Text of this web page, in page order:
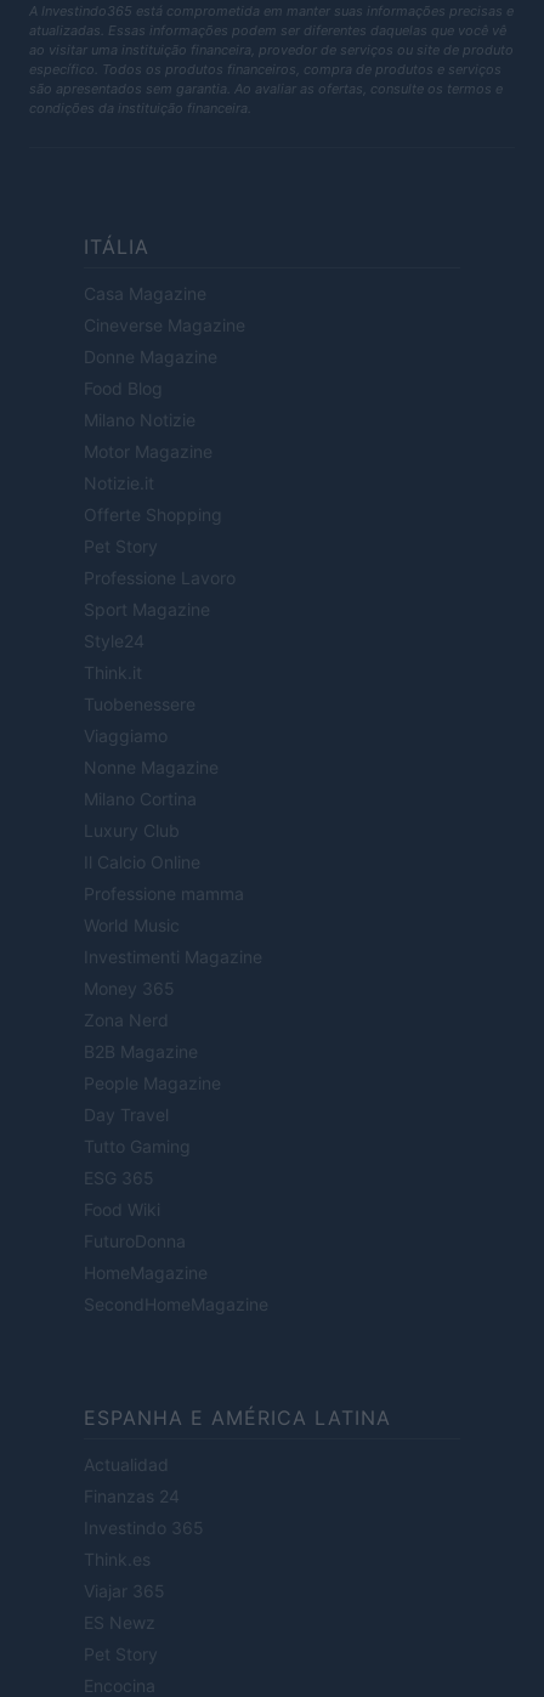
A Investindo365 está comprometida em manter suas informações precisas e
atualizadas. Essas informações podem ser diferentes daquelas que você vê
ao visitar uma instituição financeira, provedor de serviços ou site de produto
específico. Todos os produtos financeiros, compra de produtos e serviços
são apresentados sem garantia. Ao avaliar as ofertas, consulte os termos e
condições da instituição financeira.
ITÁLIA
Casa Magazine
Cineverse Magazine
Donne Magazine
Food Blog
Milano Notizie
Motor Magazine
Notizie.it
Offerte Shopping
Pet Story
Professione Lavoro
Sport Magazine
Style24
Think.it
Tuobenessere
Viaggiamo
Nonne Magazine
Milano Cortina
Luxury Club
Il Calcio Online
Professione mamma
World Music
Investimenti Magazine
Money 365
Zona Nerd
B2B Magazine
People Magazine
Day Travel
Tutto Gaming
ESG 365
Food Wiki
FuturoDonna
HomeMagazine
SecondHomeMagazine
ESPANHA E AMÉRICA LATINA
Actualidad
Finanzas 24
Investindo 365
Think.es
Viajar 365
ES Newz
Pet Story
Encocina